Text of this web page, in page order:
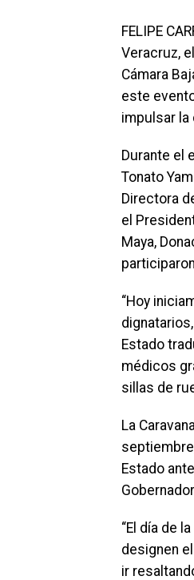
FELIPE
Veracruz,
Cámara
este
impulsar la
Durante el
Tonato
Directora
el
Maya,
“Hoy
Estado
médicos
sillas de
La
Estado
“El día de
designen
ir